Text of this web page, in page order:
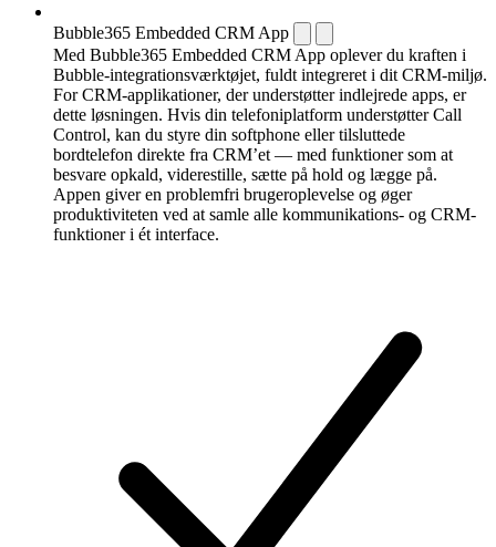
Bubble365 Embedded CRM App
Med Bubble365 Embedded CRM App oplever du kraften i
Bubble-integrationsværktøjet, fuldt integreret i dit CRM-miljø.
For CRM-applikationer, der understøtter indlejrede apps, er
dette løsningen. Hvis din telefoni­platform understøtter Call
Control, kan du styre din softphone eller tilsluttede
bordtelefon direkte fra CRM’et — med funktioner som at
besvare opkald, viderestille, sætte på hold og lægge på.
Appen giver en problemfri brugeroplevelse og øger
produktiviteten ved at samle alle kommunikations- og CRM-
funktioner i ét interface.